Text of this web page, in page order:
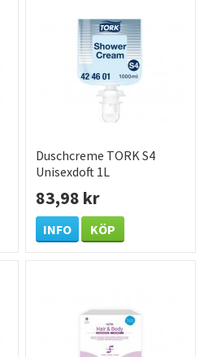
Duschcreme TORK S4
Unisexdoft 1L
83,98 kr
INFO KÖP